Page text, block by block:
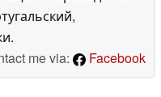
me via:
Facebook